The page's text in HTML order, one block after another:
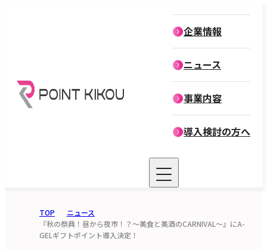
企業情報
企業情報
役員紹介
ニュース
事業内容
導入検討の方へ
TOP
ニュース
『秋の祭典！昼から夜市！？〜美食と美酒のCARNIVAL〜』にA-
GELギフトポイント導入決定！